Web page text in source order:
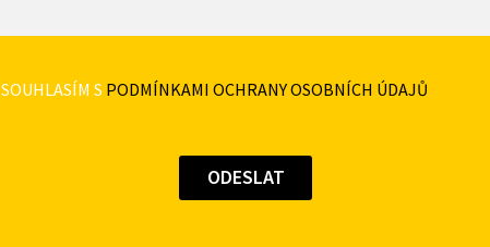
SOUHLASÍM S PODMÍNKAMI OCHRANY OSOBNÍCH ÚDAJŮ